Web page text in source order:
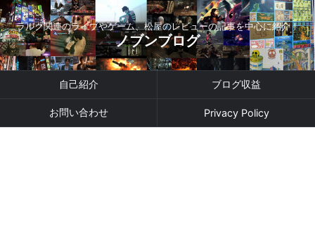
ラルク関連のライブやゲーム、松屋のレビューの記事を中心に紹介！
ノブンブログ
自己紹介 ブログ収益
お問い合わせ Privacy Policy